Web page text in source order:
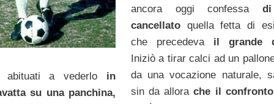
ancora oggi confessa
cancellatoquella fetta di
che precedeva il grande
Iniziò a tirar calci ad un
da una vocazione naturale,
sin da allorache il
abituati a vederlo in
su una panchina,